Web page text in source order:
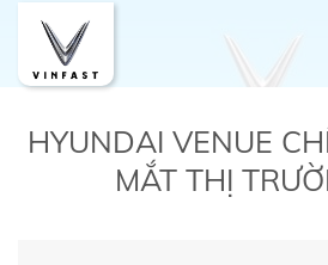
content
HYUNDAI VENUE
MẮT THỊ